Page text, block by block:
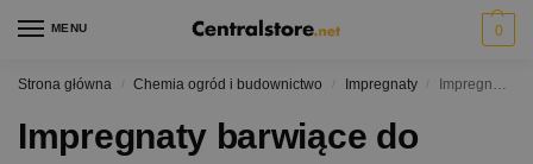
MENU 0
Strona główna / Chemia ogród i budownictwo Impregnaty Impregnaty barwiące do kostki brukowej
Impregnaty barwiące do